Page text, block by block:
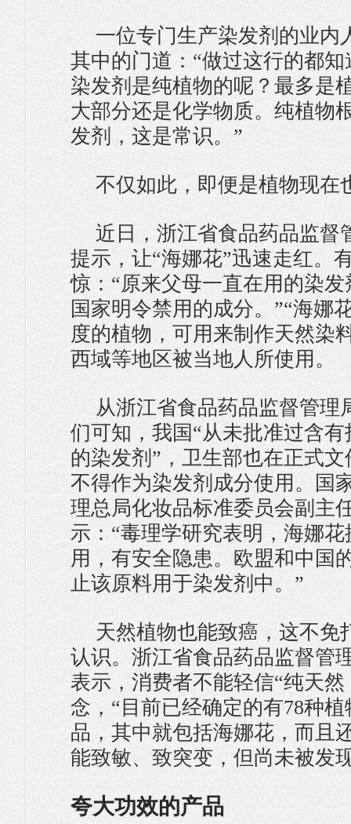
一位专门生产染发剂的业内
其中的门道：“做过这行的都
染发剂是纯植物的呢？最多是
大部分还是化学物质。纯植物
发剂，这是常识。”
不仅如此，即便是植物现在
近日，浙江省食品药品监督
提示，让“海娜花”迅速走红。
惊：“原来父母一直在用的染发
国家明令禁用的成分。”“海娜
度的植物，可用来制作天然染
西域等地区被当地人所使用。
从浙江省食品药品监督管理
们可知，我国“从未批准过含
的染发剂”，卫生部也在正式
不得作为染发剂成分使用。国
理总局化妆品标准委员会副主
示：“毒理学研究表明，海娜
用，有安全隐患。欧盟和中国
止该原料用于染发剂中。”
天然植物也能致癌，这不免
认识。浙江省食品药品监督管
表示，消费者不能轻信“纯天
念，“目前已经确定的有78种
品，其中就包括海娜花，而且
能致敏、致突变，但尚未被发
夸大功效的产品